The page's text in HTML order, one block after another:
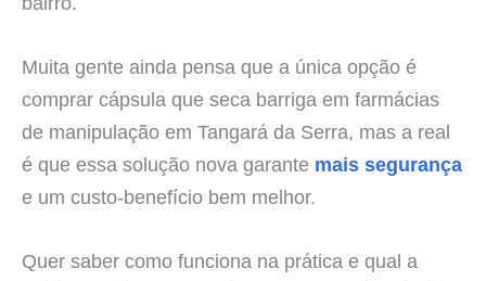
Muita gente ainda pensa que a única opção é
comprar cápsula que seca barriga em farmácias
de manipulação em Tangará da Serra, mas a real
é que essa solução nova garante mais segurança
e um custo-benefício bem melhor.
Quer saber como funciona na prática e qual a